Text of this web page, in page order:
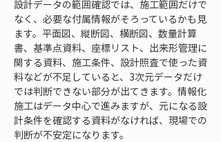
設計データの範囲確認では、施工範囲だけで
なく、必要な付属情報がそろっているかも見
ます。平面図、縦断図、横断図、数量計算
書、基準点資料、座標リスト、出来形管理に
関する資料、施工条件、設計照査で使った資
料などが不足していると、3次元データだけ
では判断できない部分が出てきます。情報化
施工はデータ中心で進みますが、元になる設
計条件を確認する資料がなければ、現場での
判断が不安定になります。